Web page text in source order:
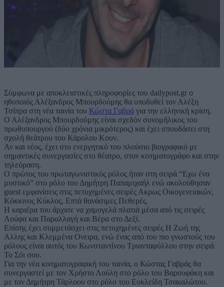
Σύμφωνα με αποκλειστικές πληροφορίες του dailypost.gr ο
ηθοποιός Αλέξανδρος Μπουρδούμης θα υποδυθεί τον Αλέξη
Τσίπρα στη νέα ταινία του Κώστα Γαβρά για την ελληνική κρίση.
Ο Αλέξανδρος Μπουρδούμης είναι σχεδόν συνομήλικος του
πρωθυπουργού (δύο χρόνια μικρότερος) και έχει σπουδάσει στη
σχολή θεάτρου του Κάρολου Κουν.
Αν και νέος, έχει στο ενεργητικό του πλούσιο βιογραφικό με
σημαντικές συνεργασίες στο θέατρο, στον κινηματογράφο και στην
τηλεόραση.
Ο πρώτος του πρωταγωνιστικός ρόλος ήταν στη σειρά “Εχω ένα
μυστικό” στο ρόλο του Δημήτρη Παπαμιχαήλ ενώ ακολούθησαν
guest εμφανίσεις στις πετυχημένες σειρές Ακρως Οικογενειακών,
Κόκκινος Κύκλος, Επτά θανάσιμες Πεθερές.
Η καριέρα του άρχισε να χαμογελά πλατιά μέσα από τις σειρές
Λούφα και Παραλλαγή και Βέρα στο Δεξί.
Επίσης έχει συμμετάσχει στις πετυχημένες σειρές Η Ζωή της
Αλλης και Κλεμμένα Ονειρα, ενώ ένας από του πιο γνωστούς του
ρόλους είναι αυτός του Κωνσταντίνου Τριανταφύλλου στην σειρά
Το Σόι σου.
Για την νέα κινηματογραφική του ταινία, ο Κώστας Γαβράς θα
συνεργαστεί με τον Χρήστο Λούλη στο ρόλο του Βαρουφάκη και
με τον Δημήτρη Τάρλοου στο ρόλο του Ευκλείδη Τσακαλώτου.